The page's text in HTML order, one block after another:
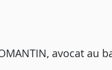
avocat au